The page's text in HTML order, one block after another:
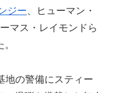
ジー、ヒューマン・
マス・レイモンドら
地の警備にスティー